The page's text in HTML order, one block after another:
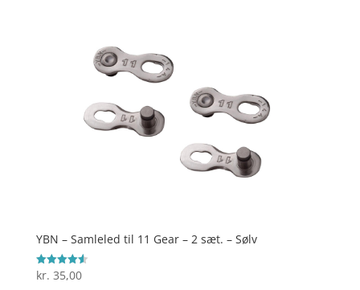
YBN – Samleled til 11 Gear – 2 sæt. – Sølv
Vurderet
4.6
kr. 35,00